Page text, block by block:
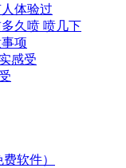
体验过
久喷 喷几下
项
感受
软件）